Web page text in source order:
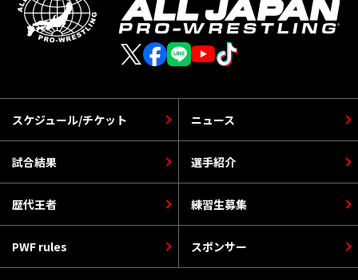
スケジュール/チケット
選手紹介
PWF rules
ニュース
歴代王者
スポンサー
試合結果
練習生募集